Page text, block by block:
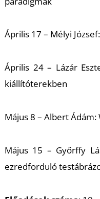
Április 17 – Mélyi
Április 24 – Lázár
kiállítóterekben
Május 8 – Albert
Május 15 – Győrffy
ezredforduló